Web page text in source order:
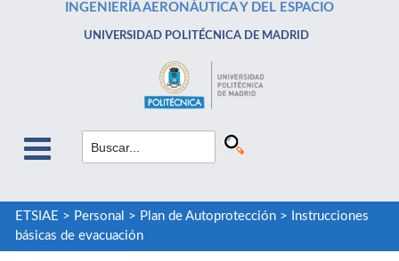
INGENIERÍA AERONÁUTICA Y DEL ESPACIO
UNIVERSIDAD POLITÉCNICA DE MADRID
ETSIAE > Personal > Plan de Autoprotección>
Instrucciones
básicas de evacuación